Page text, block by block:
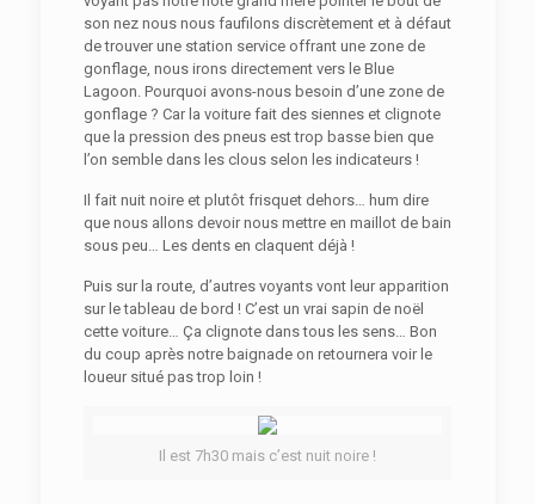
son nez nous nous faufilons discrètement et à défaut
de trouver une station service offrant une zone de
gonflage, nous irons directement vers le Blue
Lagoon. Pourquoi avons-nous besoin d’une zone de
gonflage ? Car la voiture fait des siennes et clignote
que la pression des pneus est trop basse bien que
l’on semble dans les clous selon les indicateurs !
Il fait nuit noire et plutôt frisquet dehors… hum dire
que nous allons devoir nous mettre en maillot de bain
sous peu… Les dents en claquent déjà !
Puis sur la route, d’autres voyants vont leur apparition
sur le tableau de bord ! C’est un vrai sapin de noël
cette voiture… Ça clignote dans tous les sens… Bon
du coup après notre baignade on retournera voir le
loueur situé pas trop loin !
Il est 7h30 mais c’est nuit noire !